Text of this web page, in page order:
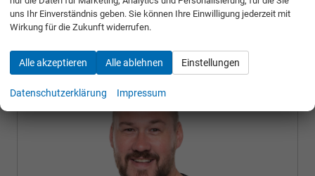
Ihre Ansprechpartner
uns Ihr Einverständnis geben. Sie können Ihre Einwilligung jederzeit mit
Wirkung für die Zukunft widerrufen.
Alle akzeptieren Alle ablehnen Einstellungen
Datenschutzerklärung Impressum